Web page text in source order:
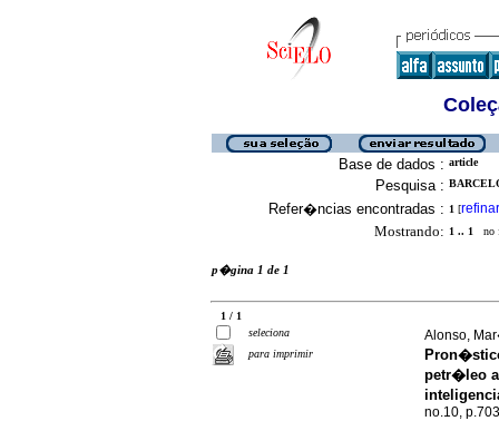
Base de dados : article
Pesquisa :
Refer�ncias encontradas : 1 [refinar
Mostrando: 1 .. 1 no
p�gina 1 de 1
1 / 1
seleciona
para imprimir
Alonso,
petr�leo
no.10,